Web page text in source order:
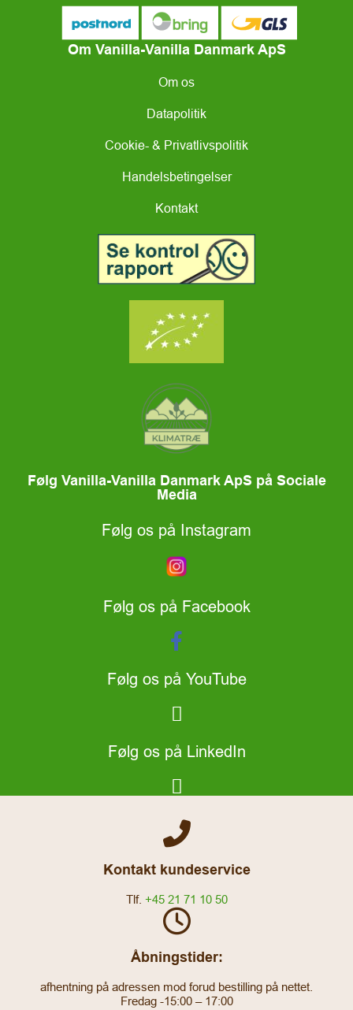
Om Vanilla-Vanilla Danmark ApS
Om os
Datapolitik
Cookie- & Privatlivspolitik
Handelsbetingelser
Kontakt
Følg Vanilla-Vanilla Danmark ApS på Sociale
Media
Følg os på Instagram
Følg os på Facebook
Følg os på YouTube
Følg os på LinkedIn
Kontakt kundeservice
Tlf. +45 21 71 10 50
Åbningstider:
afhentning på adressen mod forud bestilling på nettet.
Fredag -15:00 – 17:00